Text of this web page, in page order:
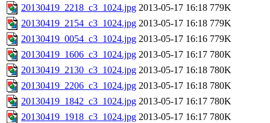
20130419_2218_c3_1024.jpg 2013-05-17 16:18 779K
20130419_2154_c3_1024.jpg 2013-05-17 16:18 779K
20130419_0054_c3_1024.jpg 2013-05-17 16:16 779K
20130419_1606_c3_1024.jpg 2013-05-17 16:17 780K
20130419_2130_c3_1024.jpg 2013-05-17 16:18 780K
20130419_2206_c3_1024.jpg 2013-05-17 16:18 780K
20130419_1842_c3_1024.jpg 2013-05-17 16:17 780K
20130419_1918_c3_1024.jpg 2013-05-17 16:17 780K